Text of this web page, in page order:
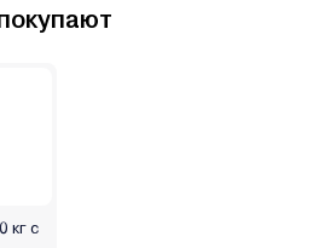
кг с